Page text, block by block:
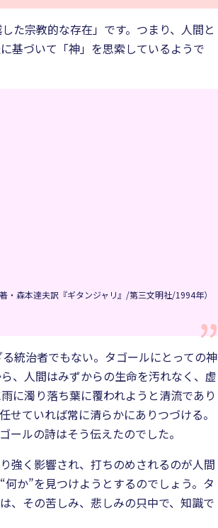
た宗教的な存在」です。つまり、人間と
基づいて「神」を思索しているようで
・森本達夫訳『ギタンジャリ』/第三文明社/1994年）
統治者でもない。タゴールにとっての神
、人間はみずからの生命を汚れなく、虚
に濁り落ち葉に覆われようと清流であり
ていれば常に清らかにありつづける。
ルの詩はそう伝えたのでした。
強く影響され、打ちのめされるのが人間
か”を見つけようとするのでしょう。タ
、その苦しみ、悲しみの只中で、知識で